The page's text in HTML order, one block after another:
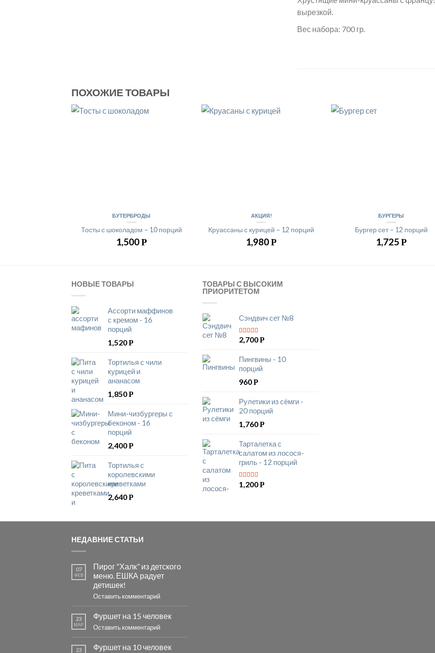
вырезкой.
Вес набора: 700 гр.
ПОХОЖИЕ ТОВАРЫ
БУТЕРБРОДЫ
Тосты с шоколадом – 10 порций
1,500Р
АКЦИЯ!
Круассаны с курицей – 12 порций
1,980Р
БУРГЕРЫ
Бургер сет – 12 порций
1,725Р
НОВЫЕ ТОВАРЫ
Ассорти маффинов
с кремом - 16
порций
1,520Р
Тортилья с чили
курицей и
ананасом
1,850Р
Мини-чизбургеры с
беконом - 16
порций
2,400Р
Тортилья с
королевскими
креветками
2,640Р
ТОВАРЫ С ВЫСОКИМ
ПРИОРИТЕТОМ
Сэндвич сет №8
5из 5
2,700Р
Пингвины - 10
порций
960Р
Рулетики из сёмги -
20 порций
1,760Р
Тарталетка с
салатом из лосося-
гриль - 12 порций
5 из 5
1,200Р
НЕДАВНИЕ СТАТЬИ
07
ФЕВ
Пирог “Халк” из детского
меню. ЕШКА радует
детишек!
Оставить комментарий
23
МАР
Фуршет на 15 человек
Оставить комментарий
23 Фуршет на 10 человек